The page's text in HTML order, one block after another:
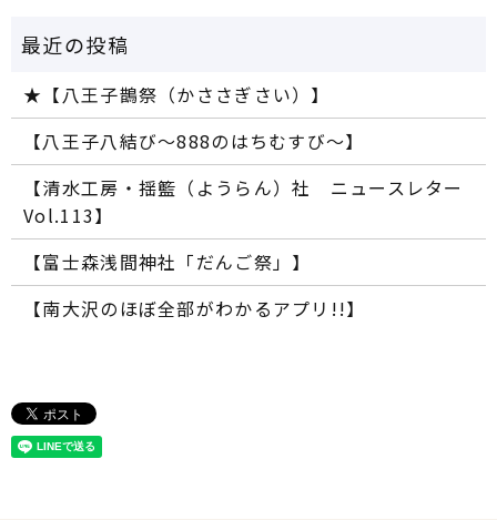
★【八王子鵲祭（かささぎさい）】
【八王子八結び～888のはちむすび～】
【清水工房・揺籃（ようらん）社 ニュースレター
Vol.113】
【富士森浅間神社「だんご祭」】
【南大沢のほぼ全部がわかるアプリ!!】